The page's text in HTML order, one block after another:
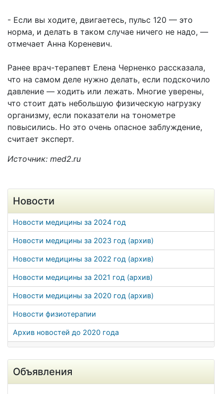
- Если вы ходите, двигаетесь, пульс 120 — это
норма, и делать в таком случае ничего не надо, —
отмечает Анна Кореневич.
Ранее врач-терапевт Елена Черненко рассказала,
что на самом деле нужно делать, если подскочило
давление — ходить или лежать. Многие уверены,
что стоит дать небольшую физическую нагрузку
организму, если показатели на тонометре
повысились. Но это очень опасное заблуждение,
считает эксперт.
Источник: med2.ru
Новости
Новости медицины за 2024 год
Новости медицины за 2023 год (архив)
Новости медицины за 2022 год (архив)
Новости медицины за 2021 год (архив)
Новости медицины за 2020 год (архив)
Новости физиотерапии
Архив новостей до 2020 года
Объявления